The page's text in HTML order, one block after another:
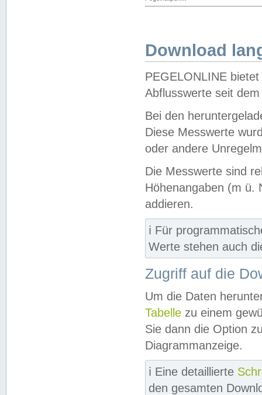
Download
PEGELONLINE
Abflusswerte seit
Bei den
Diese Messwerte
oder andere
Die Messwerte sind
Höhenangaben (m ü.
addieren.
ℹ️ Für
Werte stehen auch
Zugriff auf die
Um die Daten
Tabelle zu einem
Sie dann die Option
Diagrammanzeige.
ℹ️ Eine detaillierte
den gesamten